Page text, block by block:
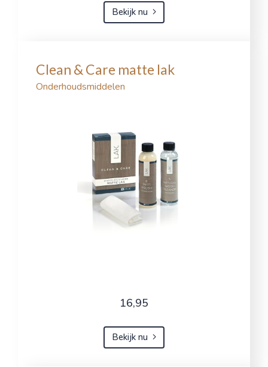
Bekijk nu
Clean & Care matte lak
Onderhoudsmiddelen
16,95
Bekijk nu